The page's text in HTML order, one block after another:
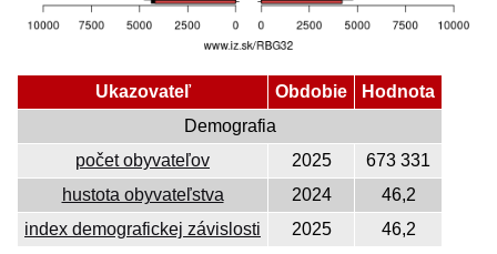
Ukazovateľ Obdobie
Hodnota
Demografia
počet obyvateľov
2025
673 331
hustota obyvateľstva
2024
46,2
index demografickej závislosti
2025 46,2